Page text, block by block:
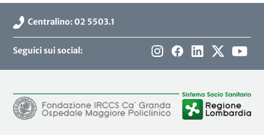
Centralino: 02 5503.1
Seguici sui social: